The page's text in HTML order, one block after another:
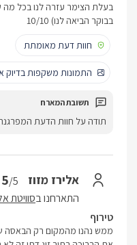
בעלת הצימר עזרה לנו בכל מה
בבוקר הביאה לנו) 10/10
חוות דעת מאומתת
התמונות משקפות
תודה על חוות הדעת
אלירז מזוז 5/5
התארחנו בסוויטת
טירוף
ממש נהנו מהמקום רק הבאסה